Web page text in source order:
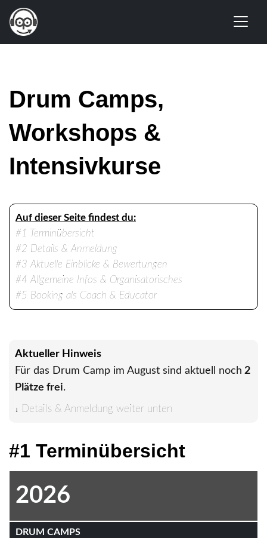
Drum Camps,
Workshops &
Intensivkurse
Auf dieser Seite findest du:
#1 Terminübersicht
#2 Details & Anmeldung
#3 Aktuelle Einblicke & Bewertungen
#4 Allgemeine Infos & Organisatorisches
#5 Booking als Coach & Educator
Aktueller Hinweis
Für das Drum Camp im August sind aktuell noch 2
Plätze frei.
↓ Details & Anmeldung weiter unten
#1 Terminübersicht
2026
DRUM CAMPS